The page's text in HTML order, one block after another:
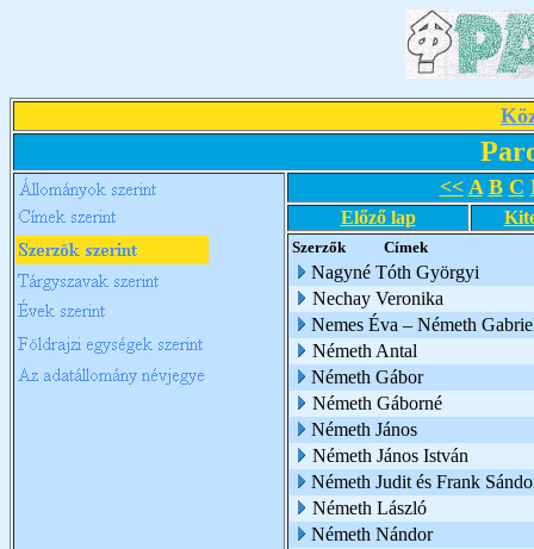
<< A B C
Előző lap
Szerzők Címek
Nagyné Tóth Györgyi
Nechay Veronika
Nemes Éva – Németh
Németh Antal
Németh Gábor
Németh Gáborné
Németh János
Németh János István
Németh Judit és Frank
Németh László
Németh Nándor